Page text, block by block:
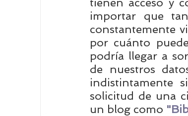
importar que
constantemente
por cuánto
podría llegar a
de nuestros
indistintamente
solicitud de una
un blog como